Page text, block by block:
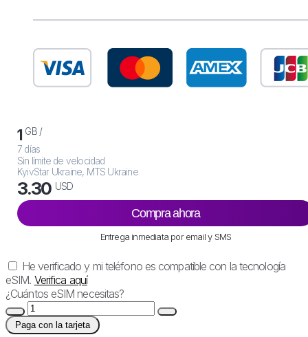
1 GB /
7 días
Sin límite de velocidad
KyivStar Ukraine, MTS Ukraine
3.30 USD
Compra ahora
Entrega inmediata por email y SMS
He verificado y mi teléfono es compatible con la tecnología
eSIM. Verifica aquí
¿Cuántos eSIM necesitas?
Paga con la tarjeta